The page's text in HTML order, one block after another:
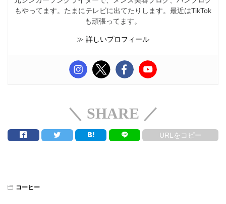
もやってます。たまにテレビに出てたりします。最近はTikTok
も頑張ってます。
≫ 詳しいプロフィール
＼ SHARE ／
URLをコピー
コーヒー